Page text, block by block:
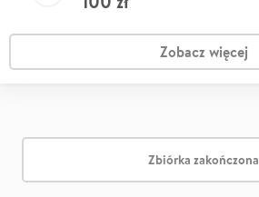
Zobacz więcej
Zbiórka zakończona